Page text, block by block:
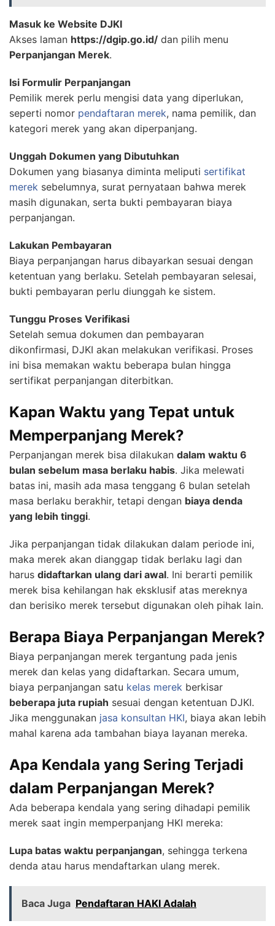
Masuk ke Website DJKI
Akses laman https://dgip.go.id/ dan pilih menu
Perpanjangan Merek.
Isi Formulir Perpanjangan
Pemilik merek perlu mengisi data yang diperlukan,
seperti nomor pendaftaran merek, nama pemilik, dan
kategori merek yang akan diperpanjang.
Unggah Dokumen yang Dibutuhkan
Dokumen yang biasanya diminta meliputi sertifikat
merek sebelumnya, surat pernyataan bahwa merek
masih digunakan, serta bukti pembayaran biaya
perpanjangan.
Lakukan Pembayaran
Biaya perpanjangan harus dibayarkan sesuai dengan
ketentuan yang berlaku. Setelah pembayaran selesai,
bukti pembayaran perlu diunggah ke sistem.
Tunggu Proses Verifikasi
Setelah semua dokumen dan pembayaran
dikonfirmasi, DJKI akan melakukan verifikasi. Proses
ini bisa memakan waktu beberapa bulan hingga
sertifikat perpanjangan diterbitkan.
Kapan Waktu yang Tepat untuk
Memperpanjang Merek?
Perpanjangan merek bisa dilakukan dalam waktu 6
bulan sebelum masa berlaku habis. Jika melewati
batas ini, masih ada masa tenggang 6 bulan setelah
masa berlaku berakhir, tetapi dengan biaya denda
yang lebih tinggi.
Jika perpanjangan tidak dilakukan dalam periode ini,
maka merek akan dianggap tidak berlaku lagi dan
harus didaftarkan ulang dari awal. Ini berarti pemilik
merek bisa kehilangan hak eksklusif atas mereknya
dan berisiko merek tersebut digunakan oleh pihak lain.
Berapa Biaya Perpanjangan Merek?
Biaya perpanjangan merek tergantung pada jenis
merek dan kelas yang didaftarkan. Secara umum,
biaya perpanjangan satu kelas merek berkisar
beberapa juta rupiah sesuai dengan ketentuan DJKI.
Jika menggunakan jasa konsultan HKI, biaya akan lebih
mahal karena ada tambahan biaya layanan mereka.
Apa Kendala yang Sering Terjadi
dalam Perpanjangan Merek?
Ada beberapa kendala yang sering dihadapi pemilik
merek saat ingin memperpanjang HKI mereka:
Lupa batas waktu perpanjangan, sehingga terkena
denda atau harus mendaftarkan ulang merek.
Baca Juga Pendaftaran HAKI Adalah